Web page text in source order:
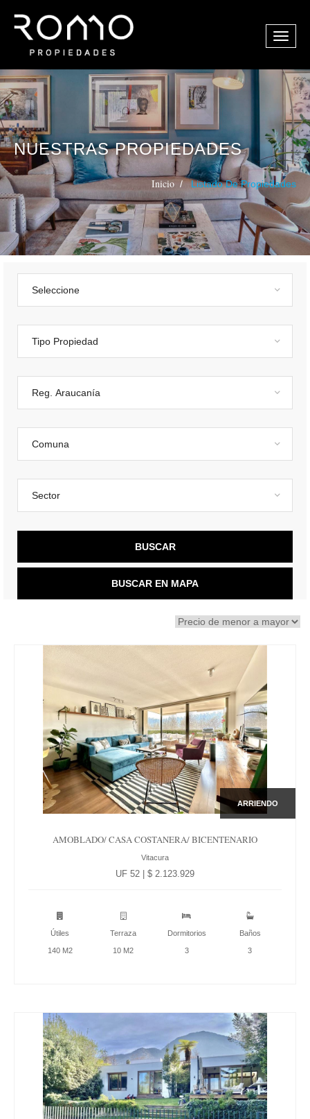
NUESTRAS PROPIEDADES
Inicio Listado De Propiedades
BUSCAR
BUSCAR EN MAPA
ARRIENDO
AMOBLADO/ CASA COSTANERA/ BICENTENARIO
Vitacura
UF 52 | $ 2.123.929
Útiles
140 M2
Terraza
10 M2
Dormitorios
3
Baños
3